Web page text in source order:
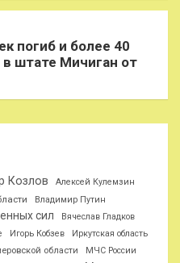
погиб и более 40
штате Мичиган от
Козлов
Алексей Кулемзин
Владимир Путин
сил
Вячеслав Гладков
Игорь Кобзев Иркутская область
области
МЧС России